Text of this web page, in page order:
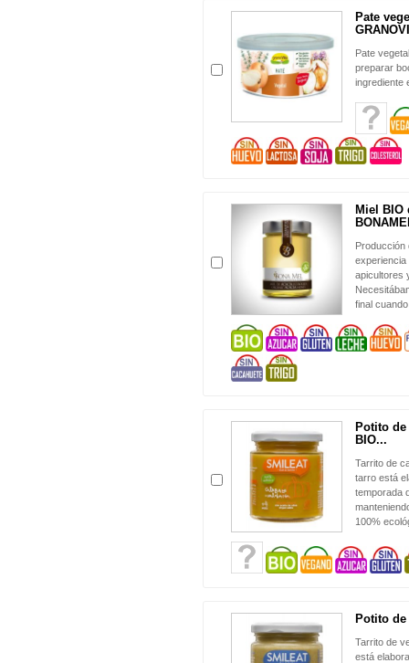
Pate
Pate
preparar
ingrediente
Miel BIO
Producción
experiencia
apicultores
final
Potito de
BIO...
Tarrito de
tarro está
temporada
100%
Potito
Tarrito de
está